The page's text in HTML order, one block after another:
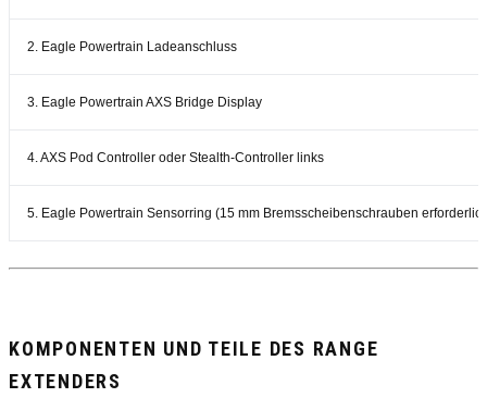
2. Eagle Powertrain Ladeanschluss
3. Eagle Powertrain AXS Bridge Display
4. AXS Pod Controller oder Stealth-Controller links
5. Eagle Powertrain Sensorring (15 mm Bremsscheibenschrauben
KOMPONENTEN UND TEILE DES RANGE
EXTENDERS